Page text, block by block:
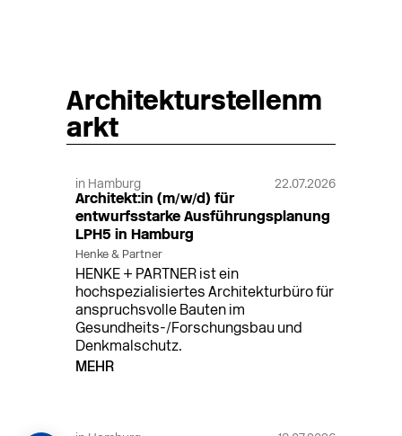
Architekturstellenm
arkt
in Hamburg 22.07.2026
Architekt:in (m/w/d) für
entwurfsstarke Ausführungsplanung
LPH5 in Hamburg
Henke & Partner
HENKE + PARTNER ist ein
hochspezialisiertes Architekturbüro für
anspruchsvolle Bauten im
Gesundheits-/Forschungsbau und
Denkmalschutz.
MEHR